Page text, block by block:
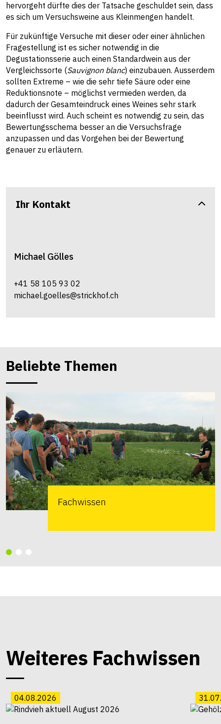
hervorgeht dürfte dies der Tatsache geschuldet sein, dass
es sich um Versuchsweine aus Kleinmengen handelt.
Für zukünftige Versuche mit dieser oder einer ähnlichen
Fragestellung ist es sicher notwendig in die
Degustationsserie auch einen Standardwein aus der
Vergleichssorte (Sauvignon blanc) einzubauen. Ausserdem
sollten Extreme – wie die sehr tiefe Säure oder eine
Reduktionsnote – möglichst vermieden werden, da
dadurch der Gesamteindruck eines Weines sehr stark
beeinflusst wird. Auch scheint es notwendig zu sein, das
Bewertungsschema besser an die Versuchsfrage
anzupassen und das Vorgehen bei der Bewertung
genauer zu erläutern.
Ihr Kontakt
Michael Gölles
+41 58 105 93 02
michael.goelles@strickhof.ch
Beliebte Themen
Fachwissen
Weiteres Fachwissen
04.08.2026